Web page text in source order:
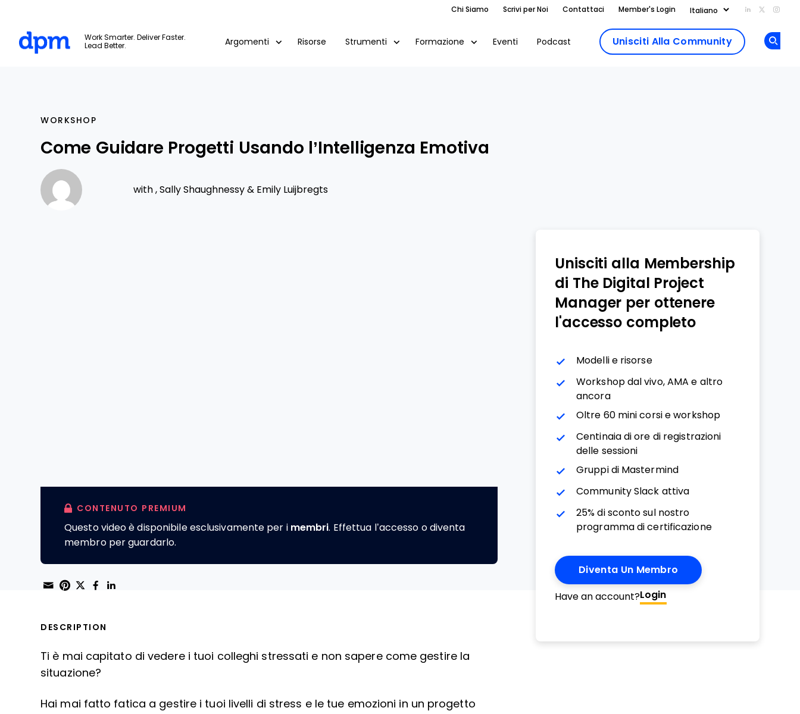
Chi Siamo Scrivi per Noi Contattaci Member's Login Add us on
Follow
Work Smarter. Deliver Faster.
Lead Better.
Argomenti Risorse Strumenti Formazione Eventi Podcast Unisciti Alla Community
WORKSHOP
Come Guidare Progetti Usando l’Intelligenza Emotiva
with , Sally Shaughnessy & Emily Luijbregts
CONTENUTO PREMIUM
Questo video è disponibile esclusivamente per i membri. Effettua l’accesso o diventa
membro per guardarlo.
Share through Email
Print this page
Share on Pinterest
Share on Twitter
Share on Facebook
DESCRIPTION
Ti è mai capitato di vedere i tuoi colleghi stressati e non sapere come gestire la
situazione?
Hai mai fatto fatica a gestire i tuoi livelli di stress e le tue emozioni in un progetto
Unisciti alla Membership
di The Digital Project
Manager per ottenere
l'accesso completo
Modelli e risorse
Workshop dal vivo, AMA e altro
ancora
Oltre 60 mini corsi e workshop
Centinaia di ore di registrazioni
delle sessioni
Gruppi di Mastermind
Community Slack attiva
25% di sconto sul nostro
programma di certificazione
Diventa Un Membro
Have an account?Login